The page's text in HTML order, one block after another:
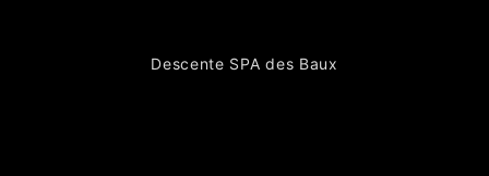
Descente SPA des Baux